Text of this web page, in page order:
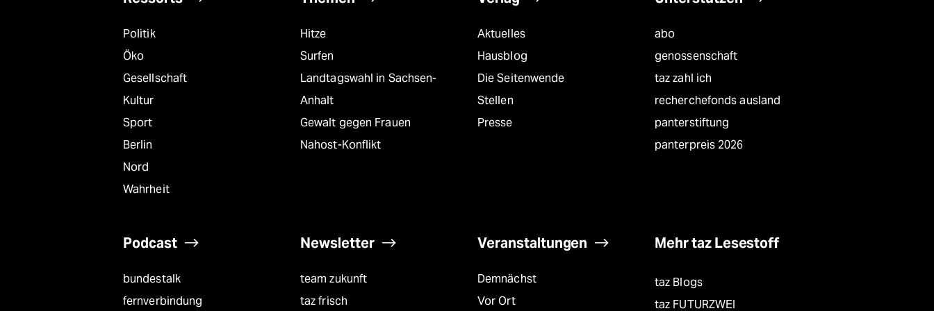
Politik
Öko
Gesellschaft
Kultur
Sport
Berlin
Nord
Wahrheit
Hitze
Surfen
Landtagswahl in Sachsen-
Anhalt
Gewalt gegen Frauen
Nahost-Konflikt
Aktuelles
Hausblog
Die Seitenwende
Stellen
Presse
abo
genossenschaft
taz zahl ich
recherchefonds ausland
panterstiftung
panterpreis 2026
Podcast
bundestalk
fernverbindung
Newsletter
team zukunft
taz frisch
Veranstaltungen
Demnächst
Vor Ort
Mehr taz Lesestoff
taz Blogs
taz FUTURZWEI